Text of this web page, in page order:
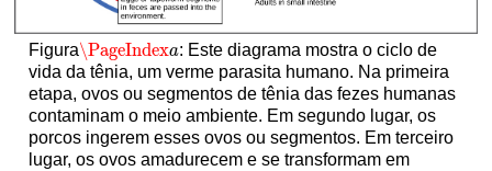
Figura\PageIndexa
\PageIndexa: Este diagrama mostra o ciclo de
vida da tênia, um verme parasita humano. Na primeira
etapa, ovos ou segmentos de tênia das fezes humanas
contaminam o meio ambiente. Em segundo lugar, os
porcos ingerem esses ovos ou segmentos. Em terceiro
lugar, os ovos amadurecem e se transformam em